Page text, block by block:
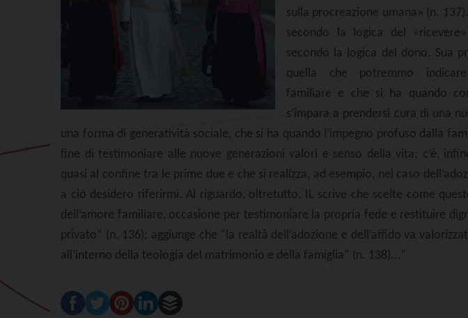
sulla procreazione umana» (n.
secondo la logica del
secondo la logica del dono. Sua
quella che potremmo
familiare e che si ha quando
s’impara a prendersi cura di una
una forma di generatività sociale, che si ha quando l’impegno profuso dalla
fine di testimoniare alle nuove generazioni valori e senso della vita; c’è,
quasi al confine tra le prime due e che si realizza, ad esempio, nel caso
a ciò desidero riferirmi. Al riguardo, oltretutto, IL scrive che scelte come
dell’amore familiare, occasione per testimoniare la propria fede e restituire
privato” (n. 136); aggiunge che “la realtà dell’adozione e dell’affido va
all’interno della teologia del matrimonio e della famiglia” (n. 138)...”